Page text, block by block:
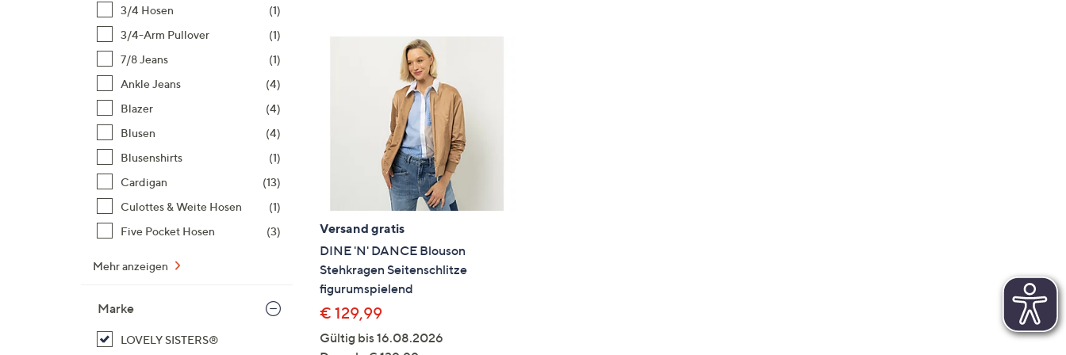
anzuzeigen.
3/4 Hosen
(1)
3/4-Arm Pullover
(1)
7/8 Jeans
(1)
Ankle Jeans
(4)
Blazer
(4)
Blusen
(4)
Blusenshirts
(1)
Cardigan
(13)
Culottes & Weite Hosen
(1)
Five Pocket Hosen
(3)
Mehr anzeigen
Marke
LOVELY SISTERS®
Versand gratis
DINE 'N' DANCE Blouson
Stehkragen Seitenschlitze
figurumspielend
€ 129,99
Gültig bis 16.08.2026